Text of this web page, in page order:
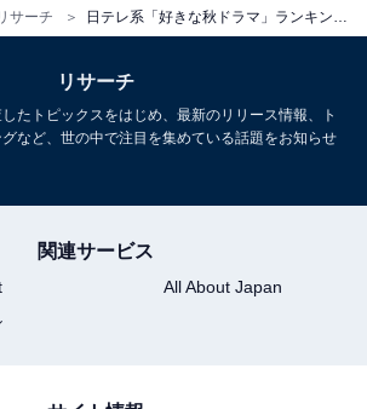
リサーチ
スサイト編集者としてのバックグラ
ンド記事なども執筆。
リサーチ
たトピックスをはじめ、最新のリリース情報、ト
など、世の中で注目を集めている話題をお知らせ
関連サービス
All About Japan